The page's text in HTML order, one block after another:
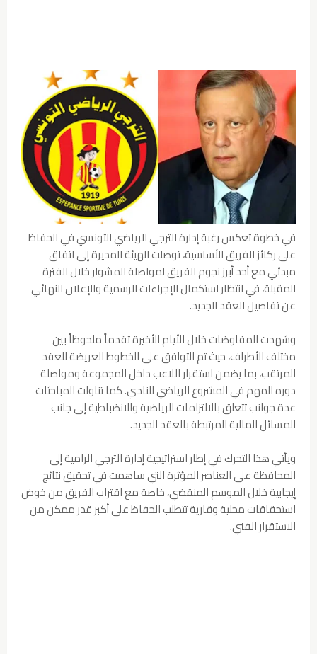
في خطوة تعكس رغبة إدارة الترجي الرياضي التونسي في الحفاظ
على ركائز الفريق الأساسية، توصلت الهيئة المديرة إلى اتفاق
مبدئي مع أحد أبرز نجوم الفريق لمواصلة المشوار خلال الفترة
المقبلة، في انتظار استكمال الإجراءات الرسمية والإعلان النهائي
عن تفاصيل العقد الجديد.
وشهدت المفاوضات خلال الأيام الأخيرة تقدماً ملحوظاً بين
مختلف الأطراف، حيث تم التوافق على الخطوط العريضة للعقد
المرتقب، بما يضمن استقرار اللاعب داخل المجموعة ومواصلة
دوره المهم في المشروع الرياضي للنادي. كما تناولت المباحثات
عدة جوانب تتعلق بالالتزامات الرياضية والانضباطية إلى جانب
المسائل المالية المرتبطة بالعقد الجديد.
ويأتي هذا التحرك في إطار استراتيجية إدارة الترجي الرامية إلى
المحافظة على العناصر المؤثرة التي ساهمت في تحقيق نتائج
إيجابية خلال الموسم المنقضي، خاصة مع اقتراب الفريق من خوض
استحقاقات محلية وقارية تتطلب الحفاظ على أكبر قدر ممكن من
الاستقرار الفني.